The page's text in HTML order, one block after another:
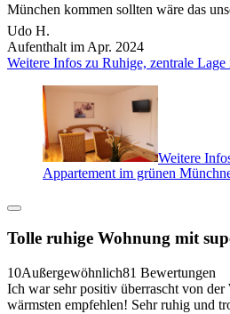
München kommen sollten wäre das
Udo H.
Aufenthalt im Apr. 2024
Weitere Infos zu Ruhige, zentrale
Weitere
Appartement im grünen
Tolle ruhige Wohnung mit
10Außergewöhnlich81 Bewertungen
Ich war sehr positiv überrascht von
wärmsten empfehlen! Sehr ruhig und